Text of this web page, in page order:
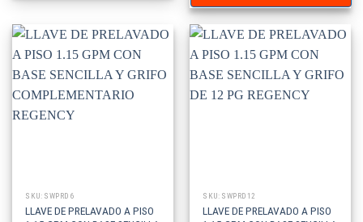
SKU: SWPRD6
LLAVE DE PRELAVADO A PISO
SKU: SWPRD12
LLAVE DE PRELAVADO A PISO